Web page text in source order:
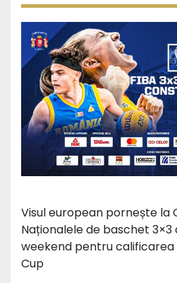
Visul european pornește la
Naționalele de baschet
weekend pentru calificarea
Cup